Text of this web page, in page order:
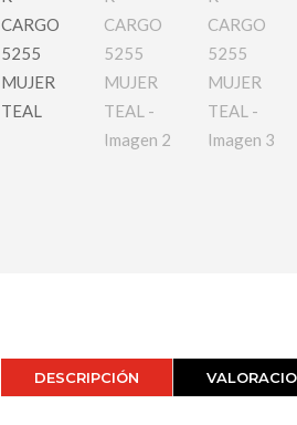
DESCRIPCIÓN